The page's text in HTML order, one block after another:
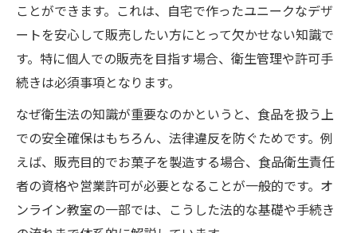
ことができます。これは、自宅で作ったユニークなデザ
ートを安心して販売したい方にとって欠かせない知識で
す。特に個人での販売を目指す場合、衛生管理や許可手
続きは必須事項となります。
なぜ衛生法の知識が重要なのかというと、食品を扱う上
での安全確保はもちろん、法律違反を防ぐためです。例
えば、販売目的でお菓子を製造する場合、食品衛生責任
者の資格や営業許可が必要となることが一般的です。オ
ンライン教室の一部では、こうした法的な基礎や手続き